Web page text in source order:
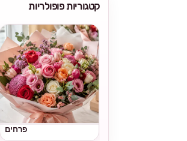
קטגוריות פופולריות
פרחים